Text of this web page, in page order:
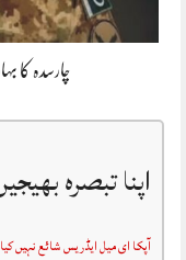
چارسدہ کا
اپنا تبصرہ
آپکا ای میل ایڈریس شائع نہیں